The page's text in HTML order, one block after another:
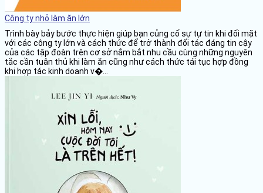
Công ty nhỏ làm ăn lớn
Trình bày bảy bước thực hiện giúp bạn củng cố sự tự tin khi đối mặt
với các công ty lớn và cách thức để trở thành đối tác đáng tin cậy
của các tập đoàn trên cơ sở nắm bắt nhu cầu cùng những nguyên
tắc cần tuân thủ khi làm ăn cũng như cách thức tái tục hợp đồng
khi hợp tác kinh doanh v�...